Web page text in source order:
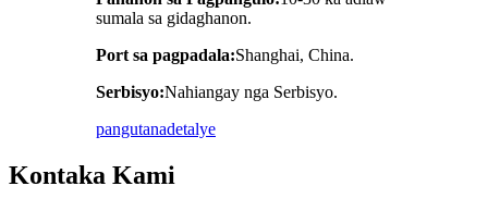
sumala sa gidaghanon.
Port sa pagpadala:Shanghai, China.
Serbisyo:Nahiangay nga Serbisyo.
pangutanadetalye
Kontaka Kami